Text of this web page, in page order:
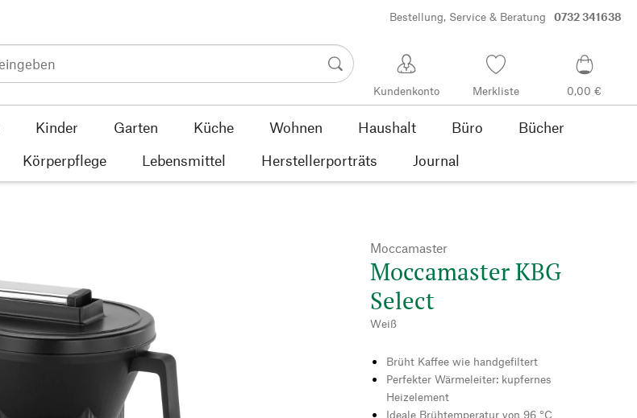
Bestellung, Service & Beratung 0732 341638
Kundenkonto Merkliste 0,00 €
Kinder Garten Küche Wohnen Haushalt Büro
Bücher
Körperpflege Lebensmittel Herstellerporträts Journal
Moccamaster
Moccamaster KBG
Select
Weiß
Brüht Kaffee wie handgefiltert
Perfekter Wärmeleiter: kupfernes
Heizelement
Ideale Brühtemperatur von 96 °C